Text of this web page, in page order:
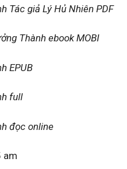
Tác giả Lý Hủ Nhiên PDF
Thành ebook MOBI
EPUB
full
đọc online
am